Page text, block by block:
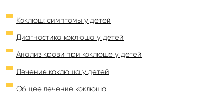
Коклюш: симптомы у детей
Диагностика коклюша у детей
Анализ крови при коклюше у детей
Лечение коклюша у детей
Общее лечение коклюша